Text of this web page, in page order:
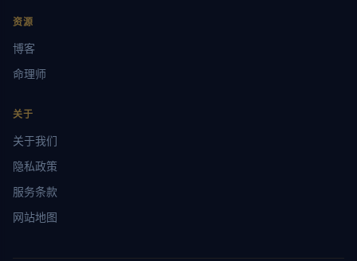
资源
博客
命理师
关于
关于我们
隐私政策
服务条款
网站地图